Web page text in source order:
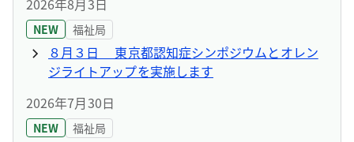
2026年8月3日
NEW 福祉局
８月３日 東京都認知症シンポジウムとオレン
ジライトアップを実施します
2026年7月30日
NEW 福祉局